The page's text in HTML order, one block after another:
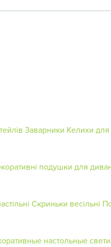
Заварники Келихи
подушки для
Скриньки весільні
настольные